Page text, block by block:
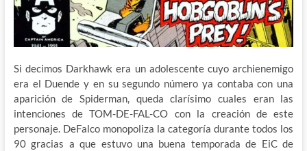
Si decimos Darkhawk era un adolescente cuyo archienemigo
era el Duende y en su segundo número ya contaba con una
aparición de Spiderman, queda clarísimo cuales eran las
intenciones de TOM-DE-FAL-CO con la creación de este
personaje. DeFalco monopoliza la categoría durante todos los
90 gracias a que estuvo una buena temporada de EiC de